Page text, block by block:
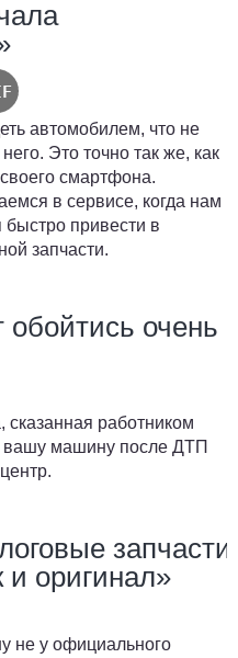
автомобилем, что не
Это точно так же, как
смартфона.
в сервисе, когда нам
привести в
запчасти.
очень
работником
вашу машину после ДТП
запчасти
и оригинал»
не у официального